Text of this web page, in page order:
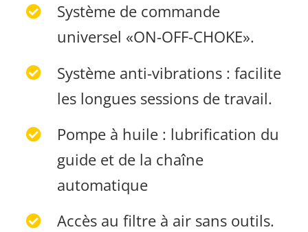
Système de commande
universel «ON-OFF-CHOKE».
Système anti-vibrations : facilite
les longues sessions de travail.
Pompe à huile : lubrification du
guide et de la chaîne
automatique
Accès au filtre à air sans outils.